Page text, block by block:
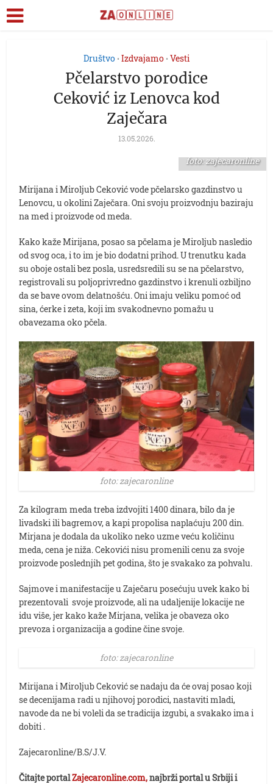
Društvo • Izdvajamo • Vesti
Pčelarstvo porodice
Ceković iz Lenovca kod
Zaječara
13.05.2026.
foto: zajecaronline
Mirijana i Miroljub Ceković vode pčelarsko gazdinstvo u
Lenovcu, u okolini Zaječara. Oni svoju proizvodnju baziraju
na med i proizvode od meda.
Kako kaže Mirijana, posao sa pčelama je Miroljub nasledio
od svog oca, i to im je bio dodatni prihod. U trenutku kada
su oboje ostali bez posla, usredsredili su se na pčelarstvo,
registrovali su poljoprivredno gazdinstvo i krenuli ozbiljno
da se bave ovom delatnošću. Oni imaju veliku pomoć od
sina, ćerke i zeta, koji im svakodnevno pomažu u
obavezama oko pčela.
foto: zajecaronline
Za kilogram meda treba izdvojiti 1400 dinara, bilo da je
livadski ili bagremov, a kapi propolisa naplaćuju 200 din.
Mirjana je dodala da ukoliko neko uzme veću količinu
meda, cena je niža. Cekovići nisu promenili cenu za svoje
proizvode poslednjih pet godina, što je svakako za pohvalu.
Sajmove i manifestacije u Zaječaru posećuju uvek kako bi
prezentovali svoje proizvode, ali na udaljenije lokacije ne
idu više, jer kako kaže Mirjana, velika je obaveza oko
prevoza i organizacija a godine čine svoje.
foto: zajecaronline
Mirijana i Miroljub Ceković se nadaju da će ovaj posao koji
se decenijama radi u njihovoj porodici, nastaviti mladi,
navode da ne bi voleli da se tradicija izgubi, a svakako ima i
dobiti .
Zajecaronline/B.S/J.V.
Čitajte portalZajecaronline.com,najbrži portal u Srbiji i